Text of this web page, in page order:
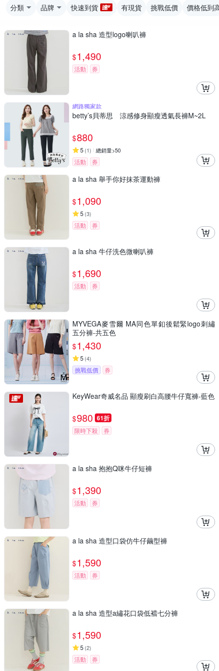
分類 品牌 快速到貨 有現貨 挑戰低價 價格低到
a la sha 造型logo喇叭褲
$1,490
活動 券
網路獨家款
betty’s貝蒂思 涼感修身顯瘦透氣長褲M~2L
$880
5 (1) 總銷量>50
活動 券
a la sha 舉手你好抹茶運動褲
$1,090
5 (3)
活動 券
a la sha 牛仔洗色微喇叭褲
$1,690
活動 券
MYVEGA麥雪爾 MA同色單釦後鬆緊logo刺繡
五分褲-共五色
$1,430
5 (4)
挑戰低價 券
KeyWear奇威名品 顯瘦刷白高腰牛仔寬褲-藍色
$980 61折
限時下殺 券
a la sha 抱抱Q咪牛仔短褲
$1,390
活動 券
a la sha 造型口袋仿牛仔繭型褲
$1,590
活動 券
a la sha 造型a繡花口袋低襠七分褲
$1,590
5 (2)
活動 券